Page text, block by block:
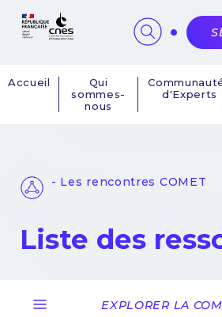
Navigation
Accueil
Qui
sommes-
nous
d'Experts
- Les rencontres COMET
Liste des
EXPLORER LA